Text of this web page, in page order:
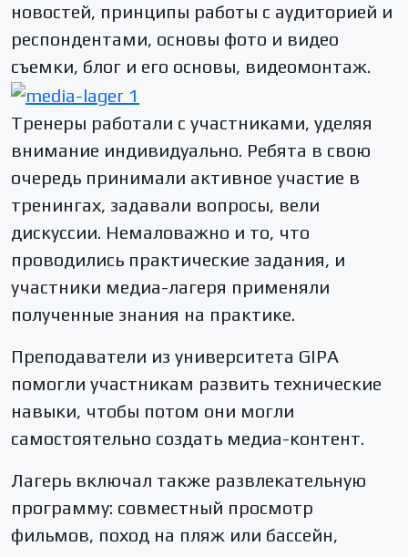
новостей, принципы работы с аудиторией и
респондентами, основы фото и видео
съемки, блог и его основы, видеомонтаж.
Тренеры работали с участниками, уделяя
внимание индивидуально. Ребята в свою
очередь принимали активное участие в
тренингах, задавали вопросы, вели
дискуссии. Немаловажно и то, что
проводились практические задания, и
участники медиа-лагеря применяли
полученные знания на практике.
Преподаватели из университета GIPA
помогли участникам развить технические
навыки, чтобы потом они могли
самостоятельно создать медиа-контент.
Лагерь включал также развлекательную
программу: совместный просмотр
фильмов, поход на пляж или бассейн,